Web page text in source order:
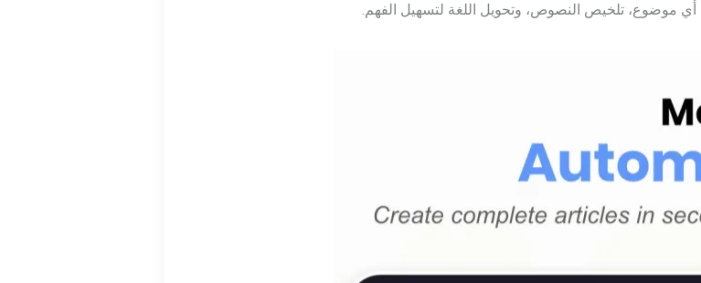
موضوع، تلخيص النصوص، وتحويل اللغة لتسهيل الفهم.